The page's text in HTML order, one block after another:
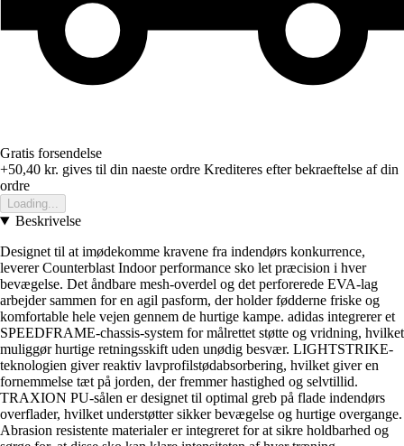
Gratis forsendelse
+50,40 kr. gives til din naeste ordre Krediteres efter bekraeftelse af din
ordre
Loading...
Beskrivelse
Designet til at imødekomme kravene fra indendørs konkurrence,
leverer Counterblast Indoor performance sko let præcision i hver
bevægelse. Det åndbare mesh-overdel og det perforerede EVA-lag
arbejder sammen for en agil pasform, der holder fødderne friske og
komfortable hele vejen gennem de hurtige kampe. adidas integrerer et
SPEEDFRAME-chassis-system for målrettet støtte og vridning, hvilket
muliggør hurtige retningsskift uden unødig besvær. LIGHTSTRIKE-
teknologien giver reaktiv lavprofilstødabsorbering, hvilket giver en
fornemmelse tæt på jorden, der fremmer hastighed og selvtillid.
TRAXION PU-sålen er designet til optimal greb på flade indendørs
overflader, hvilket understøtter sikker bevægelse og hurtige overgange.
Abrasion resistente materialer er integreret for at sikre holdbarhed og